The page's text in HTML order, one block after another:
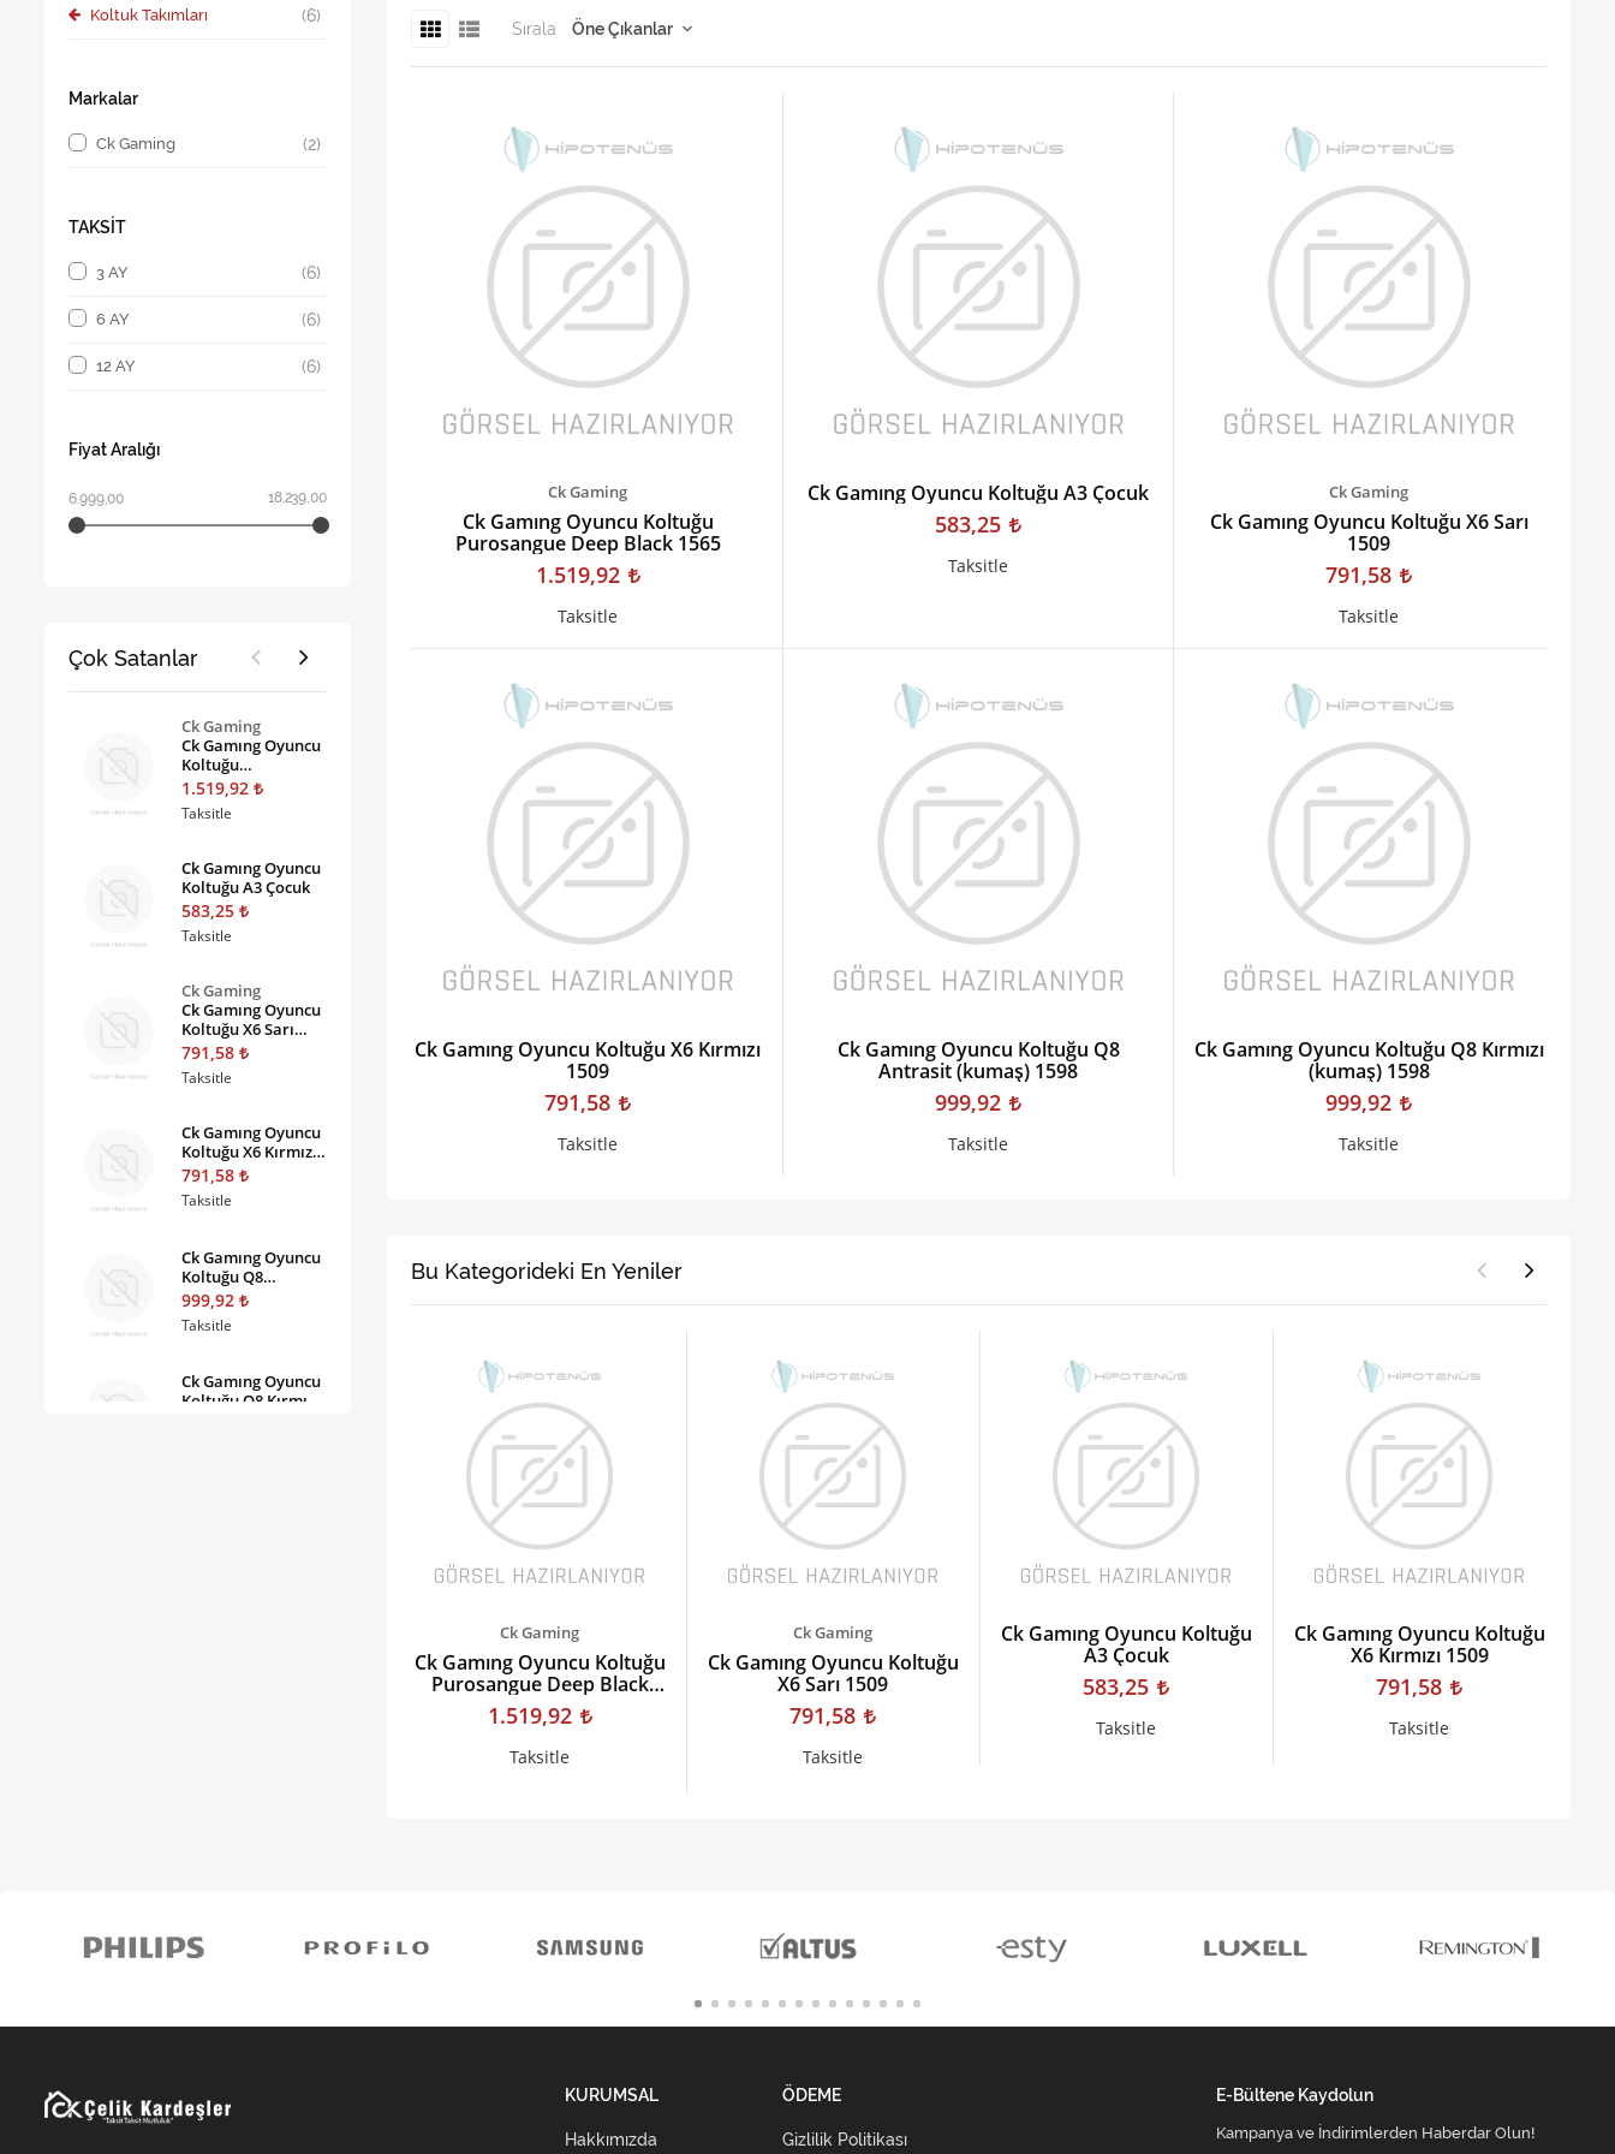
Sırala
Ck Gaming
Ck Gamıng Oyuncu Koltuğu
Purosangue Deep Black 1565
1.519,92
Taksitle
Ck Gamıng Oyuncu Koltuğu A3 Çocuk
583,25
Taksitle
Ck Gaming
Ck Gamıng Oyuncu Koltuğu X6 Sarı
1509
791,58
Taksitle
Ck Gamıng Oyuncu Koltuğu X6 Kırmızı
1509
791,58
Taksitle
Ck Gamıng Oyuncu Koltuğu Q8
Antrasit (kumaş) 1598
999,92
Taksitle
Ck Gamıng Oyuncu Koltuğu Q8 Kırmızı
(kumaş) 1598
999,92
Taksitle
Bu Kategorideki En Yeniler
Ck Gaming
Ck Gamıng Oyuncu Koltuğu
Purosangue Deep Black
1565
1.519,92
Taksitle
Ck Gaming
Ck Gamıng Oyuncu Koltuğu
X6 Sarı 1509
791,58
Taksitle
Ck Gamıng Oyuncu Koltuğu
A3 Çocuk
583,25
Taksitle
Ck Gamıng Oyuncu Koltuğu
X6 Kırmızı 1509
791,58
Taksitle
Koltuk Takımları (6)
Markalar
Ck Gaming (2)
TAKSİT
3 AY (6)
6 AY (6)
12 AY (6)
Fiyat Aralığı
6.999,00 18.239,00
Çok Satanlar
Ck Gaming
Ck Gamıng Oyuncu
Koltuğu
Purosangue Deep
Black 1565
1.519,92
Taksitle
Ck Gamıng Oyuncu
Koltuğu A3 Çocuk
583,25
Taksitle
Ck Gaming
Ck Gamıng Oyuncu
Koltuğu X6 Sarı
1509
791,58
Taksitle
Ck Gamıng Oyuncu
Koltuğu X6 Kırmızı
1509
791,58
Taksitle
Ck Gamıng Oyuncu
Koltuğu Q8
Antrasit (kumaş)
1598
999,92
Taksitle
Ck Gamıng Oyuncu
Koltuğu Q8 Kırmızı
E-Bültene Kaydolun
Kampanya ve İndirimlerden Haberdar Olun!
KURUMSAL
Hakkımızda
ÖDEME
Gizlilik Politikası